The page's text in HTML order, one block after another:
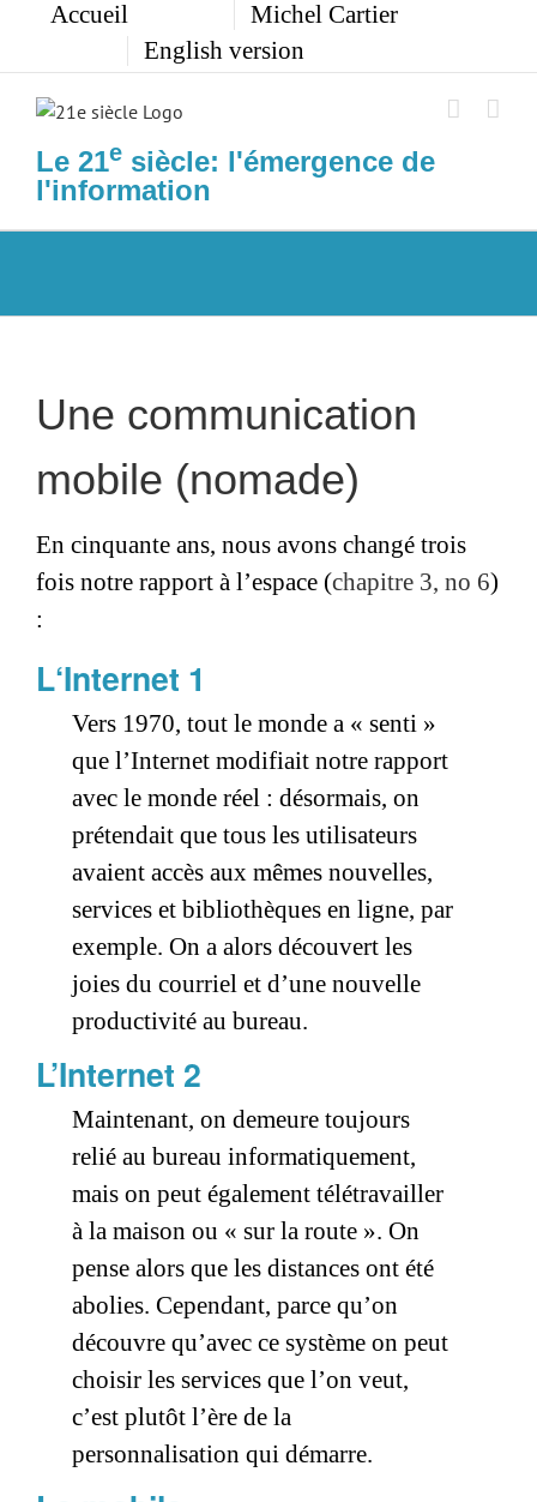
contenu
Accueil
Michel Cartier
English version
Le 21e siècle: l'émergence de
l'information
Une communication
mobile (nomade)
En cinquante ans, nous avons changé trois
fois notre rapport à l’espace (chapitre 3, no 6)
:
L‘Internet 1
Vers 1970, tout le monde a « senti »
que l’Internet modifiait notre rapport
avec le monde réel : désormais, on
prétendait que tous les utilisateurs
avaient accès aux mêmes nouvelles,
services et bibliothèques en ligne, par
exemple. On a alors découvert les
joies du courriel et d’une nouvelle
productivité au bureau.
L’Internet 2
Maintenant, on demeure toujours
relié au bureau informatiquement,
mais on peut également télétravailler
à la maison ou « sur la route ». On
pense alors que les distances ont été
abolies. Cependant, parce qu’on
découvre qu’avec ce système on peut
choisir les services que l’on veut,
c’est plutôt l’ère de la
personnalisation qui démarre.